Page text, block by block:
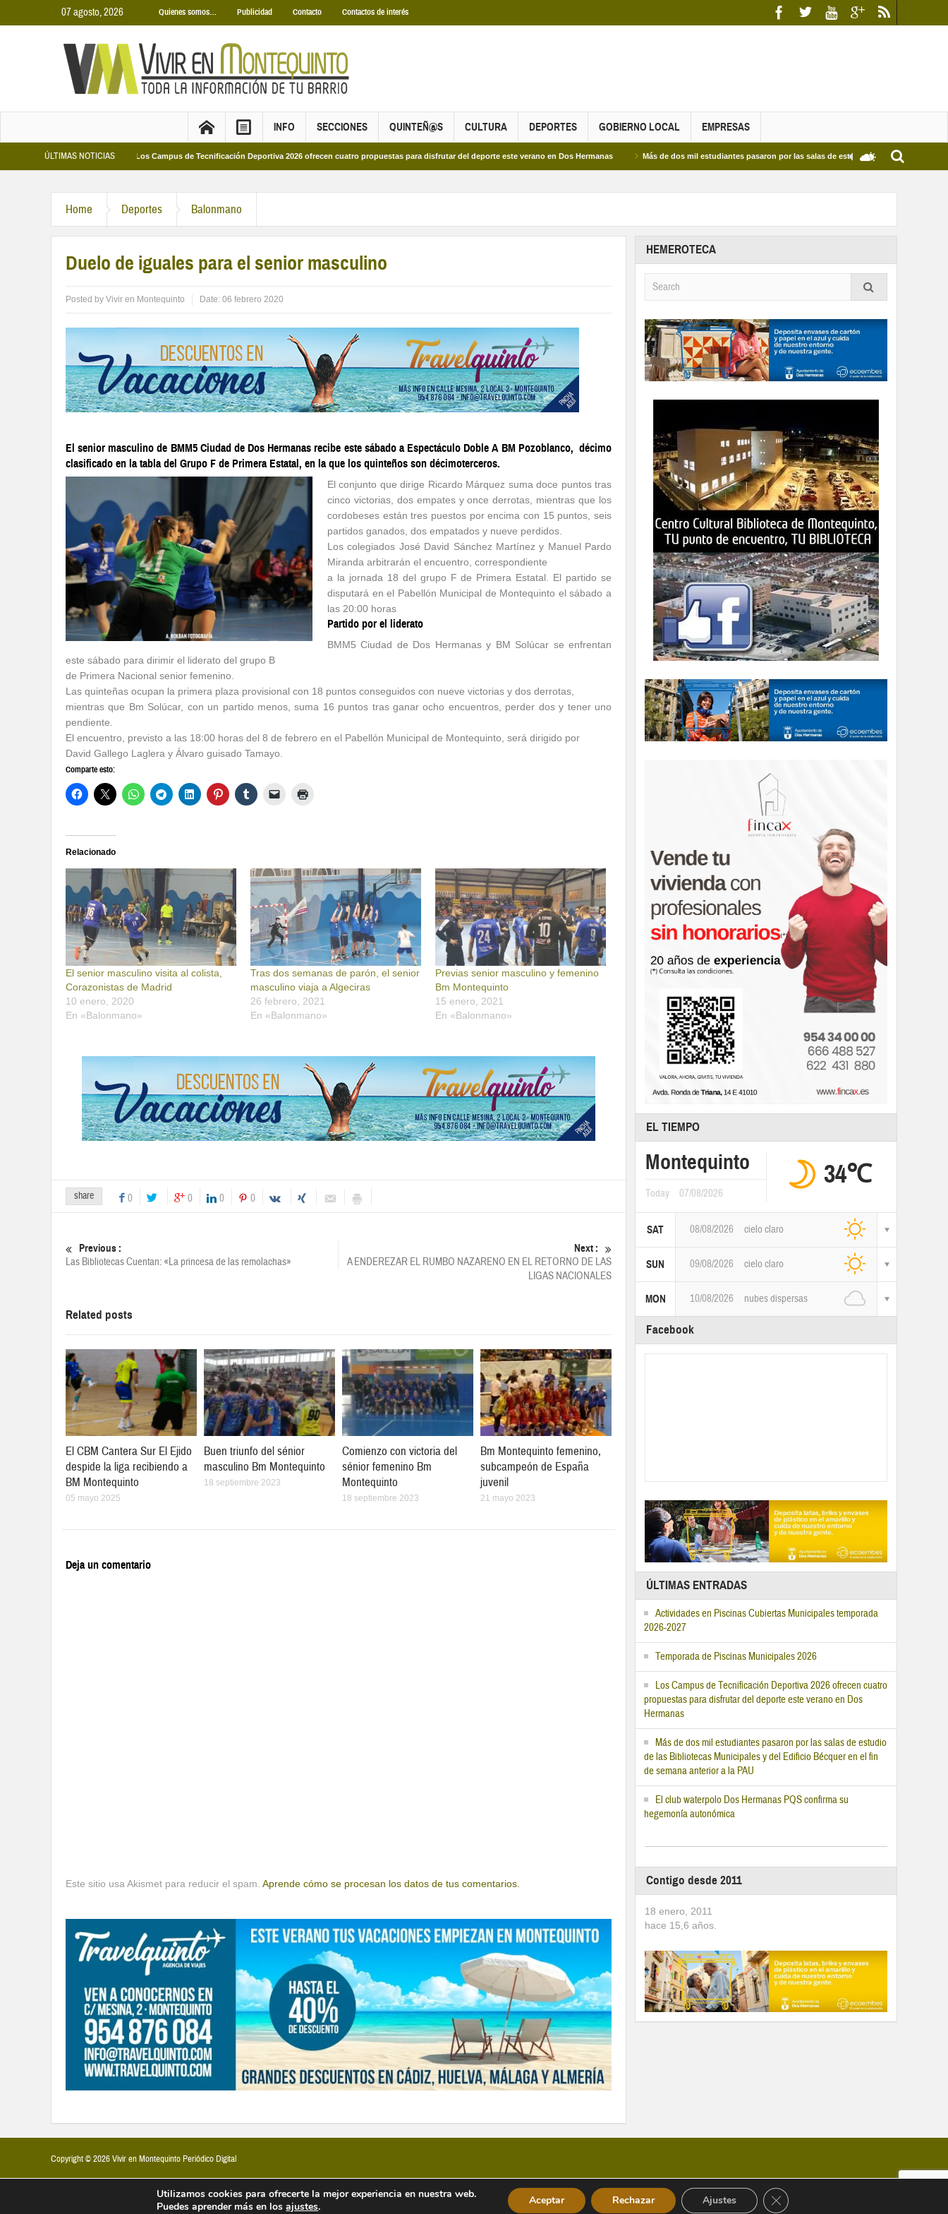
07 agosto, 2026 Quienes somos… Publicidad Contacto Contactos de interés
INFO SECCIONES QUINTEÑ@S CULTURA DEPORTES GOBIERNO LOCAL EMPRESAS
ÚLTIMAS NOTICIAS
Municipales 2026 Los Campus de Tecnificación Deportiva 2026 ofrecen cuatro propuestas para disfrutar del deporte este verano en Dos Hermanas Más de dos mil estudiantes pasaron por las salas de estudio de las Bibliotecas
Home Deportes Balonmano
Duelo de iguales para el senior masculino
Posted by Vivir en Montequinto Date: 06 febrero 2020
El senior masculino de BMM5 Ciudad de Dos Hermanas recibe este sábado a Espectáculo Doble A BM Pozoblanco, décimo
clasificado en la tabla del Grupo F de Primera Estatal, en la que los quinteños son décimoterceros.
El conjunto que dirige Ricardo Márquez suma doce puntos tras
cinco victorias, dos empates y once derrotas, mientras que los
cordobeses están tres puestos por encima con 15 puntos, seis
partidos ganados, dos empatados y nueve perdidos.
Los colegiados José David Sánchez Martínez y Manuel Pardo
Miranda arbitrarán el encuentro, correspondiente
a la jornada 18 del grupo F de Primera Estatal. El partido se
disputará en el Pabellón Municipal de Montequinto el sábado a
las 20:00 horas
Partido por el liderato
BMM5 Ciudad de Dos Hermanas y BM Solúcar se enfrentan
este sábado para dirimir el liderato del grupo B
de Primera Nacional senior femenino.
Las quinteñas ocupan la primera plaza provisional con 18 puntos conseguidos con nueve victorias y dos derrotas,
mientras que Bm Solúcar, con un partido menos, suma 16 puntos tras ganar ocho encuentros, perder dos y tener uno
pendiente.
El encuentro, previsto a las 18:00 horas del 8 de febrero en el Pabellón Municipal de Montequinto, será dirigido por
David Gallego Laglera y Álvaro guisado Tamayo.
Comparte esto:
Relacionado
El senior masculino visita al colista,
Corazonistas de Madrid
10 enero, 2020
En «Balonmano»
Tras dos semanas de parón, el senior
masculino viaja a Algeciras
26 febrero, 2021
En «Balonmano»
Previas senior masculino y femenino
Bm Montequinto
15 enero, 2021
En «Balonmano»
share 0 0 0 0
Previous :
Las Bibliotecas Cuentan: «La princesa de las remolachas»
Next :
A ENDEREZAR EL RUMBO NAZARENO EN EL RETORNO DE LAS
LIGAS NACIONALES
Related posts
El CBM Cantera Sur El Ejido
despide la liga recibiendo a
BM Montequinto
05 mayo 2025
Buen triunfo del sénior
masculino Bm Montequinto
18 septiembre 2023
Comienzo con victoria del
sénior femenino Bm
Montequinto
18 septiembre 2023
Bm Montequinto femenino,
subcampeón de España
juvenil
21 mayo 2023
Deja un comentario
Este sitio usa Akismet para reducir el spam. Aprende cómo se procesan los datos de tus comentarios.
HEMEROTECA
EL TIEMPO
Montequinto
Today 07/08/2026
34℃
SAT 08/08/2026 cielo claro
SUN 09/08/2026 cielo claro
MON 10/08/2026 nubes dispersas
Facebook
ÚLTIMAS ENTRADAS
Actividades en Piscinas Cubiertas Municipales temporada
2026-2027
Temporada de Piscinas Municipales 2026
Los Campus de Tecnificación Deportiva 2026 ofrecen cuatro
propuestas para disfrutar del deporte este verano en Dos
Hermanas
Más de dos mil estudiantes pasaron por las salas de estudio
de las Bibliotecas Municipales y del Edificio Bécquer en el fin
de semana anterior a la PAU
El club waterpolo Dos Hermanas PQS confirma su
hegemonía autonómica
Contigo desde 2011
18 enero, 2011
hace 15,6 años.
Copyright © 2026 Vivir en Montequinto Periódico Digital
Utilizamos cookies para ofrecerte la mejor experiencia en nuestra web.
Puedes aprender más en losajustes. Aceptar Rechazar Ajustes Cerrar el banner de cookies RGPD